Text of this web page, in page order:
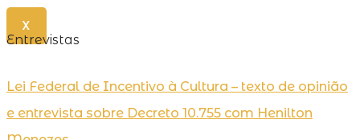
X
Entrevistas
Lei Federal de Incentivo à Cultura – texto de opinião
e entrevista sobre Decreto 10.755 com Henilton